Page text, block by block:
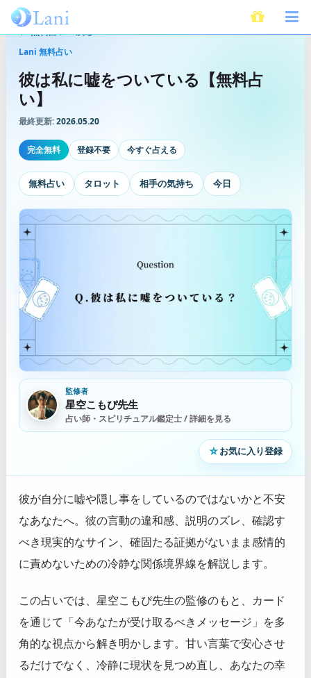
Lani 無料占い
彼は私に嘘をついている【無料占
い】
最終更新:2026.05.20
完全無料 登録不要 今すぐ占える
無料占い タロット 相手の気持ち 今日
監修者
星空こもぴ先生
占い師・スピリチュアル鑑定士 / 詳細を見る
☆お気に入り登録
彼が自分に嘘や隠し事をしているのではないかと不安
なあなたへ。彼の言動の違和感、説明のズレ、確認す
べき現実的なサイン、確固たる証拠がないまま感情的
に責めないための冷静な関係境界線を解説します。
この占いでは、星空こもぴ先生の監修のもと、カード
を通じて「今あなたが受け取るべきメッセージ」を多
角的な視点から解き明かします。甘い言葉で安心させ
るだけでなく、冷静に現状を見つめ直し、あなたの幸